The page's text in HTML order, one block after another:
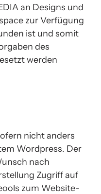
an Designs und
zur Verfügung
ist und somit
des
werden
nicht anders
Wordpress. Der
nach
Zugriff auf
zum Website-